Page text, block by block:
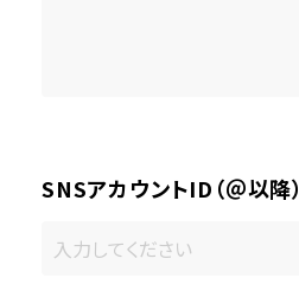
SNSアカウントID（＠以降）